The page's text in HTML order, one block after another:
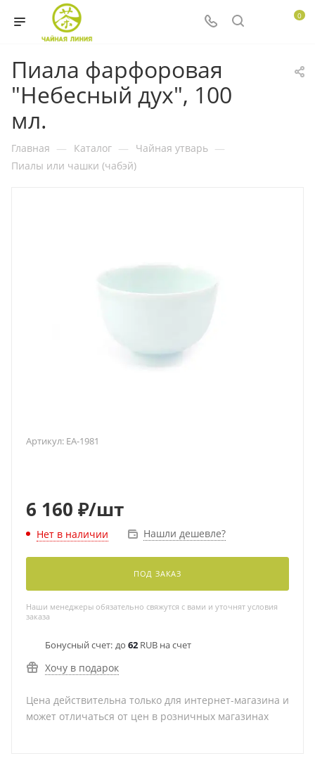
0
Пиала фарфоровая
"Небесный дух", 100
мл.
Главная — Каталог — Чайная утварь —
Пиалы или чашки (чабэй)
Артикул: EA-1981
6 160 ₽/шт
Нет в наличии Нашли дешевле?
ПОД ЗАКАЗ
Наши менеджеры обязательно свяжутся с вами и уточнят условия
заказа
Бонусный счет: до 62 RUB на счет
Хочу в подарок
Цена действительна только для интернет-магазина и
может отличаться от цен в розничных магазинах